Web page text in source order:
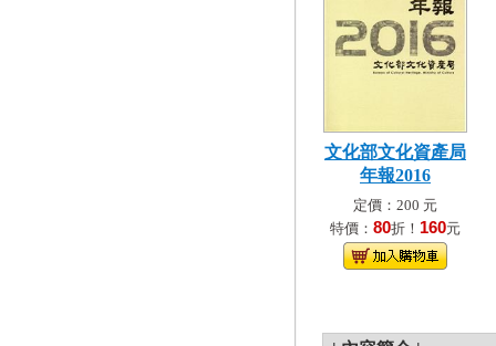
文化部文化資產局
年報2016
定價：200 元
特價： 80折！ 160元